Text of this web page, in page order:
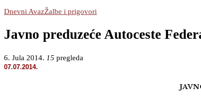
Dnevni AvazŽalbe i prigovori
Javno preduzeće Autoceste
6. Jula 2014. 15 pregleda
07.07.2014.